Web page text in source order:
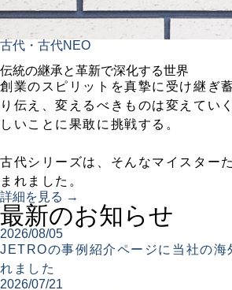
古代・古代NEO
伝統の継承と革新で深化する世界
創業のスピリットを真摯に受け継ぎ
り伝え、変えるべきものは変えてい
しいことに果敢に挑戦する。
古代シリーズは、そんなマイスター
まれました。
詳細を見る →
最新のお知らせ
2026/08/05
JETROの事例紹介ページに当社の海
れました
2026/07/21